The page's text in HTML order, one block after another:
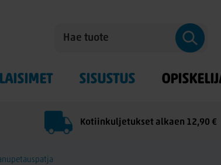
SISUSTUS
Kotiinkuljetukset alkaen 12,90 €